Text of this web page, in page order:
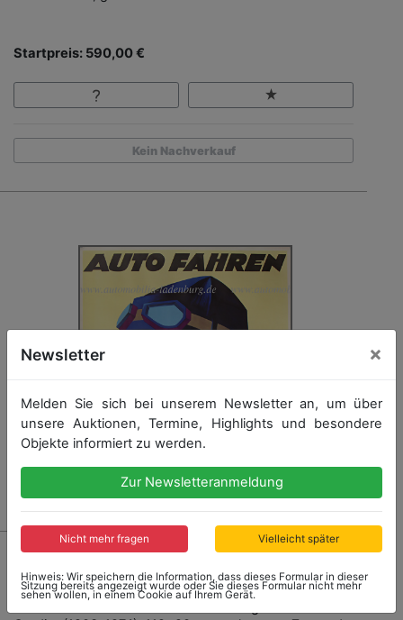
Startpreis: 590,00 €
Kein Nachverkauf
500
Original Fahrschul-Werbeplakat „J. Eibl's private
Kraftfahrkurse“ München, 1920er Jahre mit Art-Deko
Newsletter ×
Melden Sie sich bei unserem Newsletter an, um über
unsere Auktionen, Termine, Highlights und besondere
Objekte informiert zu werden.
Zur Newsletteranmeldung
Nicht mehr fragen Vielleicht später
Hinweis: Wir speichern die Information, dass dieses Formular in dieser
Sitzung bereits angezeigt wurde oder Sie dieses Formular nicht mehr
sehen wollen, in einem Cookie auf Ihrem Gerät.